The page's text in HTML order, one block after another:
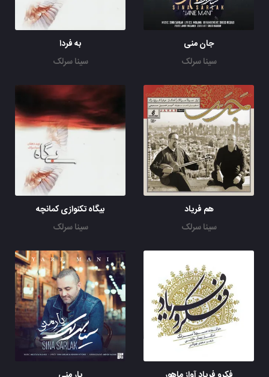
جان منی
سینا سرلک
به فردا
سینا سرلک
هم فریاد
سینا سرلک
بیگاه تکنوازی کمانچه
سینا سرلک